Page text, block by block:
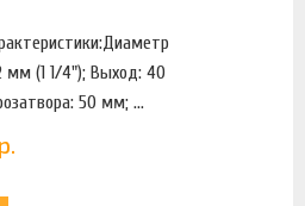
мм (1 1/4"); Выход: 40
50 мм; ...
р.